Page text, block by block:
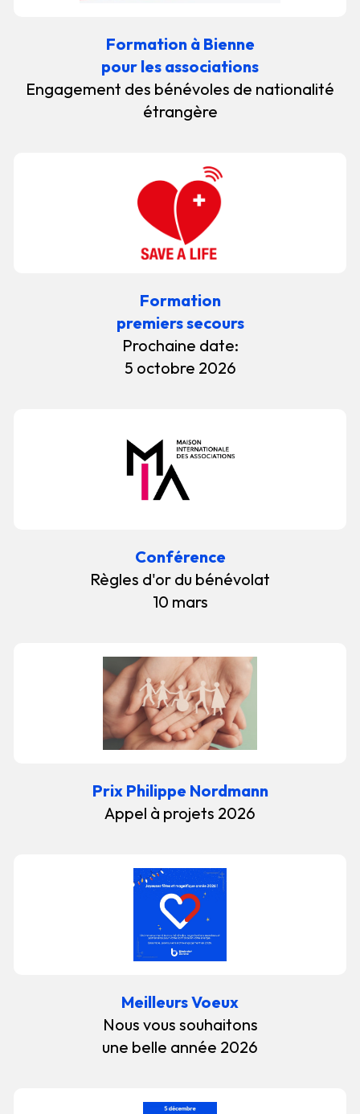
Formation à Bienne
pour les associations
Engagement des bénévoles de nationalité
étrangère
Formation
premiers secours
Prochaine date:
5 octobre 2026
Conférence
Règles d'or du bénévolat
10 mars
Prix Philippe Nordmann
Appel à projets 2026
Meilleurs Voeux
Nous vous souhaitons
une belle année 2026